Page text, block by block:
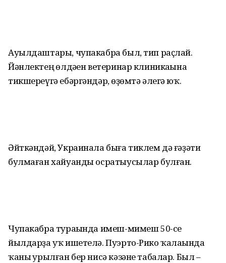
Ауылдаштары, чупакабра был, тип раҫлай.
Йәнлектең һөлдәһен ветеринар клиникаһына
тикшереүгә ебәргәндәр, һөҙөмтә әлегә юҡ.
Әйткәндәй, Украинала быға тиклем дә ғәҙәти
булмаған хайуанды осратыусылар булған.
Чупакабра тураһында имеш-мимеш 50-се
йылдарҙа уҡ ишетелә. Пуэрто-Рико ҡалаһында
ҡаны һурылған бер нисә кәзәне табалар. Был –